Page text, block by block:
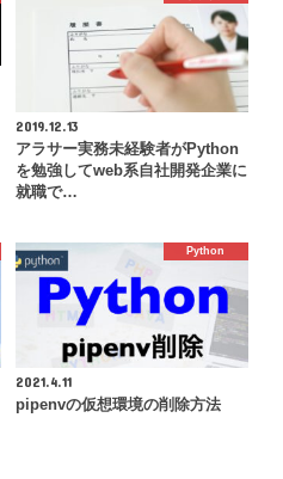
2019.12.13
アラサー実務未経験者がPython
を勉強してweb系自社開発企業に
就職で…
Python
2021.4.11
pipenvの仮想環境の削除方法